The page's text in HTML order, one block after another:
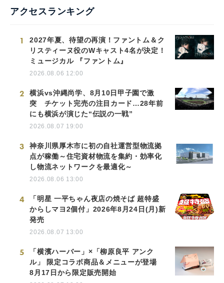
アクセスランキング
1
2027年夏、待望の再演！ファントム＆ク
リスティーヌ役のWキャスト4名が決定！
ミュージカル 『ファントム』
2026.08.06 12:00
2
横浜vs沖縄尚学、8月10日甲子園で激
突 チケット完売の注目カード…28年前
にも横浜が演じた“伝説の一戦”
2026.08.07 19:00
3
神奈川県厚木市に初の自社運営型物流拠
点が稼働～住宅資材物流を集約・効率化
し物流ネットワークを最適化～
2026.08.06 13:00
4
「明星 一平ちゃん夜店の焼そば 超特盛
からしマヨ2個付」2026年8月24日(月)新
発売
2026.08.07 13:00
5
「横濱ハーバー」×「柳原良平 アンク
ル」 限定コラボ商品＆メニューが登場
8月17日から限定販売開始